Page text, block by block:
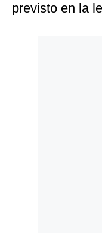
previsto en la